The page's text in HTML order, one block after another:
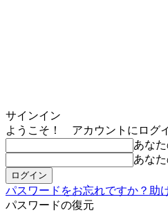
サインイン
ようこそ！ アカウントにログ
あな
あな
パスワードをお忘れですか？助
パスワードの復元